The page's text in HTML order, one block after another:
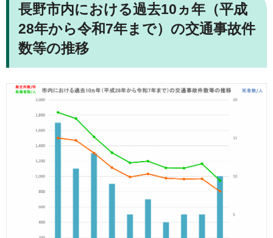
長野市内における過去10ヵ年（平成
28年から令和7年まで）の交通事故件
数等の推移